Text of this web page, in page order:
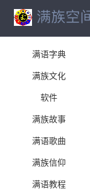
满语字典
满族文化
软件
满族故事
满语歌曲
满族信仰
满语教程